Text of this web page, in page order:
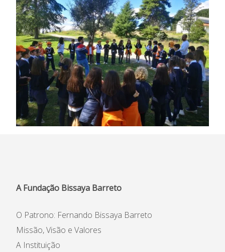
A Fundação Bissaya Barreto
O Patrono: Fernando Bissaya Barreto
Missão, Visão e Valores
A Instituição